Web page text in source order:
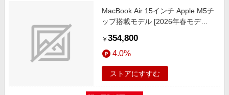
MacBook Air 15インチ Apple M5チ
ップ搭載モデル [2026年春モデ
CPUと10コアGPU] シルバー
MDVC4J/A
￥ 354,800
4.0%
ストアにすすむ